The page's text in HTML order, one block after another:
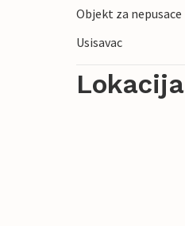
Objekt za nepusace
Usisavac
Lokacija